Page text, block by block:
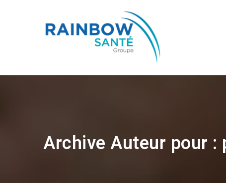
Archive Auteur pour :